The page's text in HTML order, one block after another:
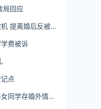
局回应
提离婚后反被对
费被诉
点
同学存婚外情，